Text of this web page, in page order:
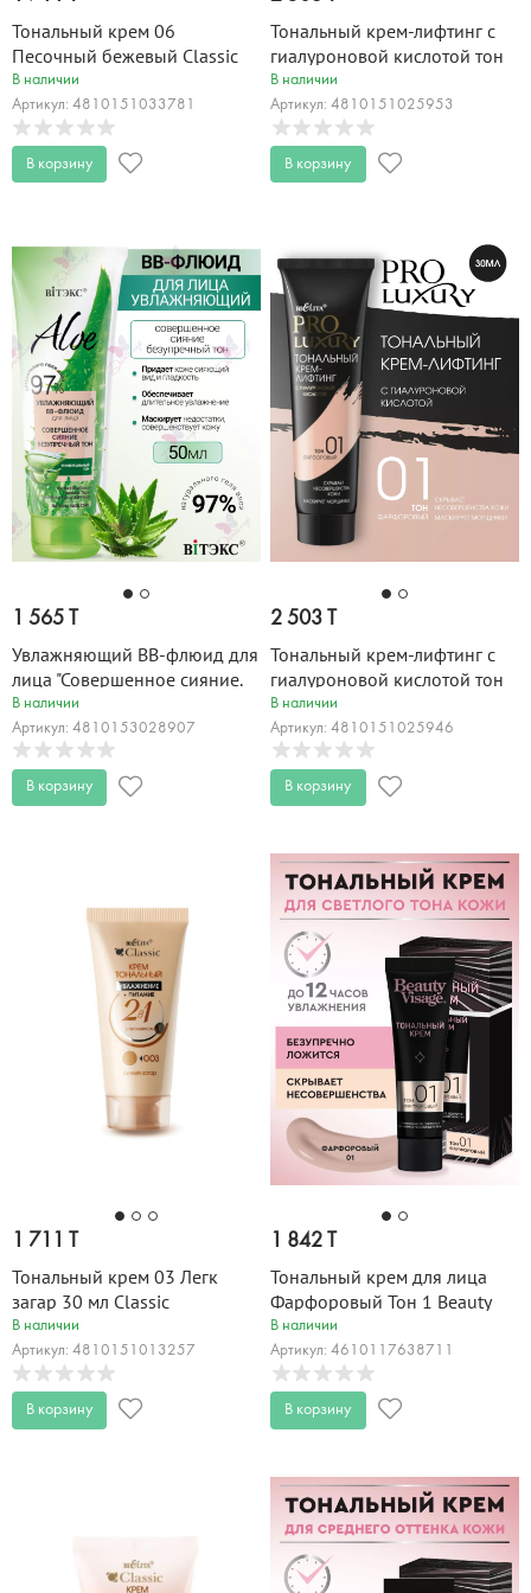
Тональный крем 06
Песочный бежевый Classic
30 мл
В наличии
Артикул: 4810151033781
В корзину
Тональный крем-лифтинг с
гиалуроновой кислотой тон
02 слоновая кость LUXURY
PRO 30 мл
В наличии
Артикул: 4810151025953
В корзину
1 565 T
Увлажняющий ВВ-флюид для
лица "Совершенное сияние.
Безупречный тон" ALOE 50 мл
В наличии
Артикул: 4810153028907
В корзину
2 503 T
Тональный крем-лифтинг с
гиалуроновой кислотой тон
01 фарфоровый LUXURY PRO
30 мл
В наличии
Артикул: 4810151025946
В корзину
1 711 T
Тональный крем 03 Легк
загар 30 мл Classic
В наличии
Артикул: 4810151013257
В корзину
1 842 T
Тональный крем для лица
Фарфоровый Тон 1 Beauty
Visage 30 мл
В наличии
Артикул: 4610117638711
В корзину